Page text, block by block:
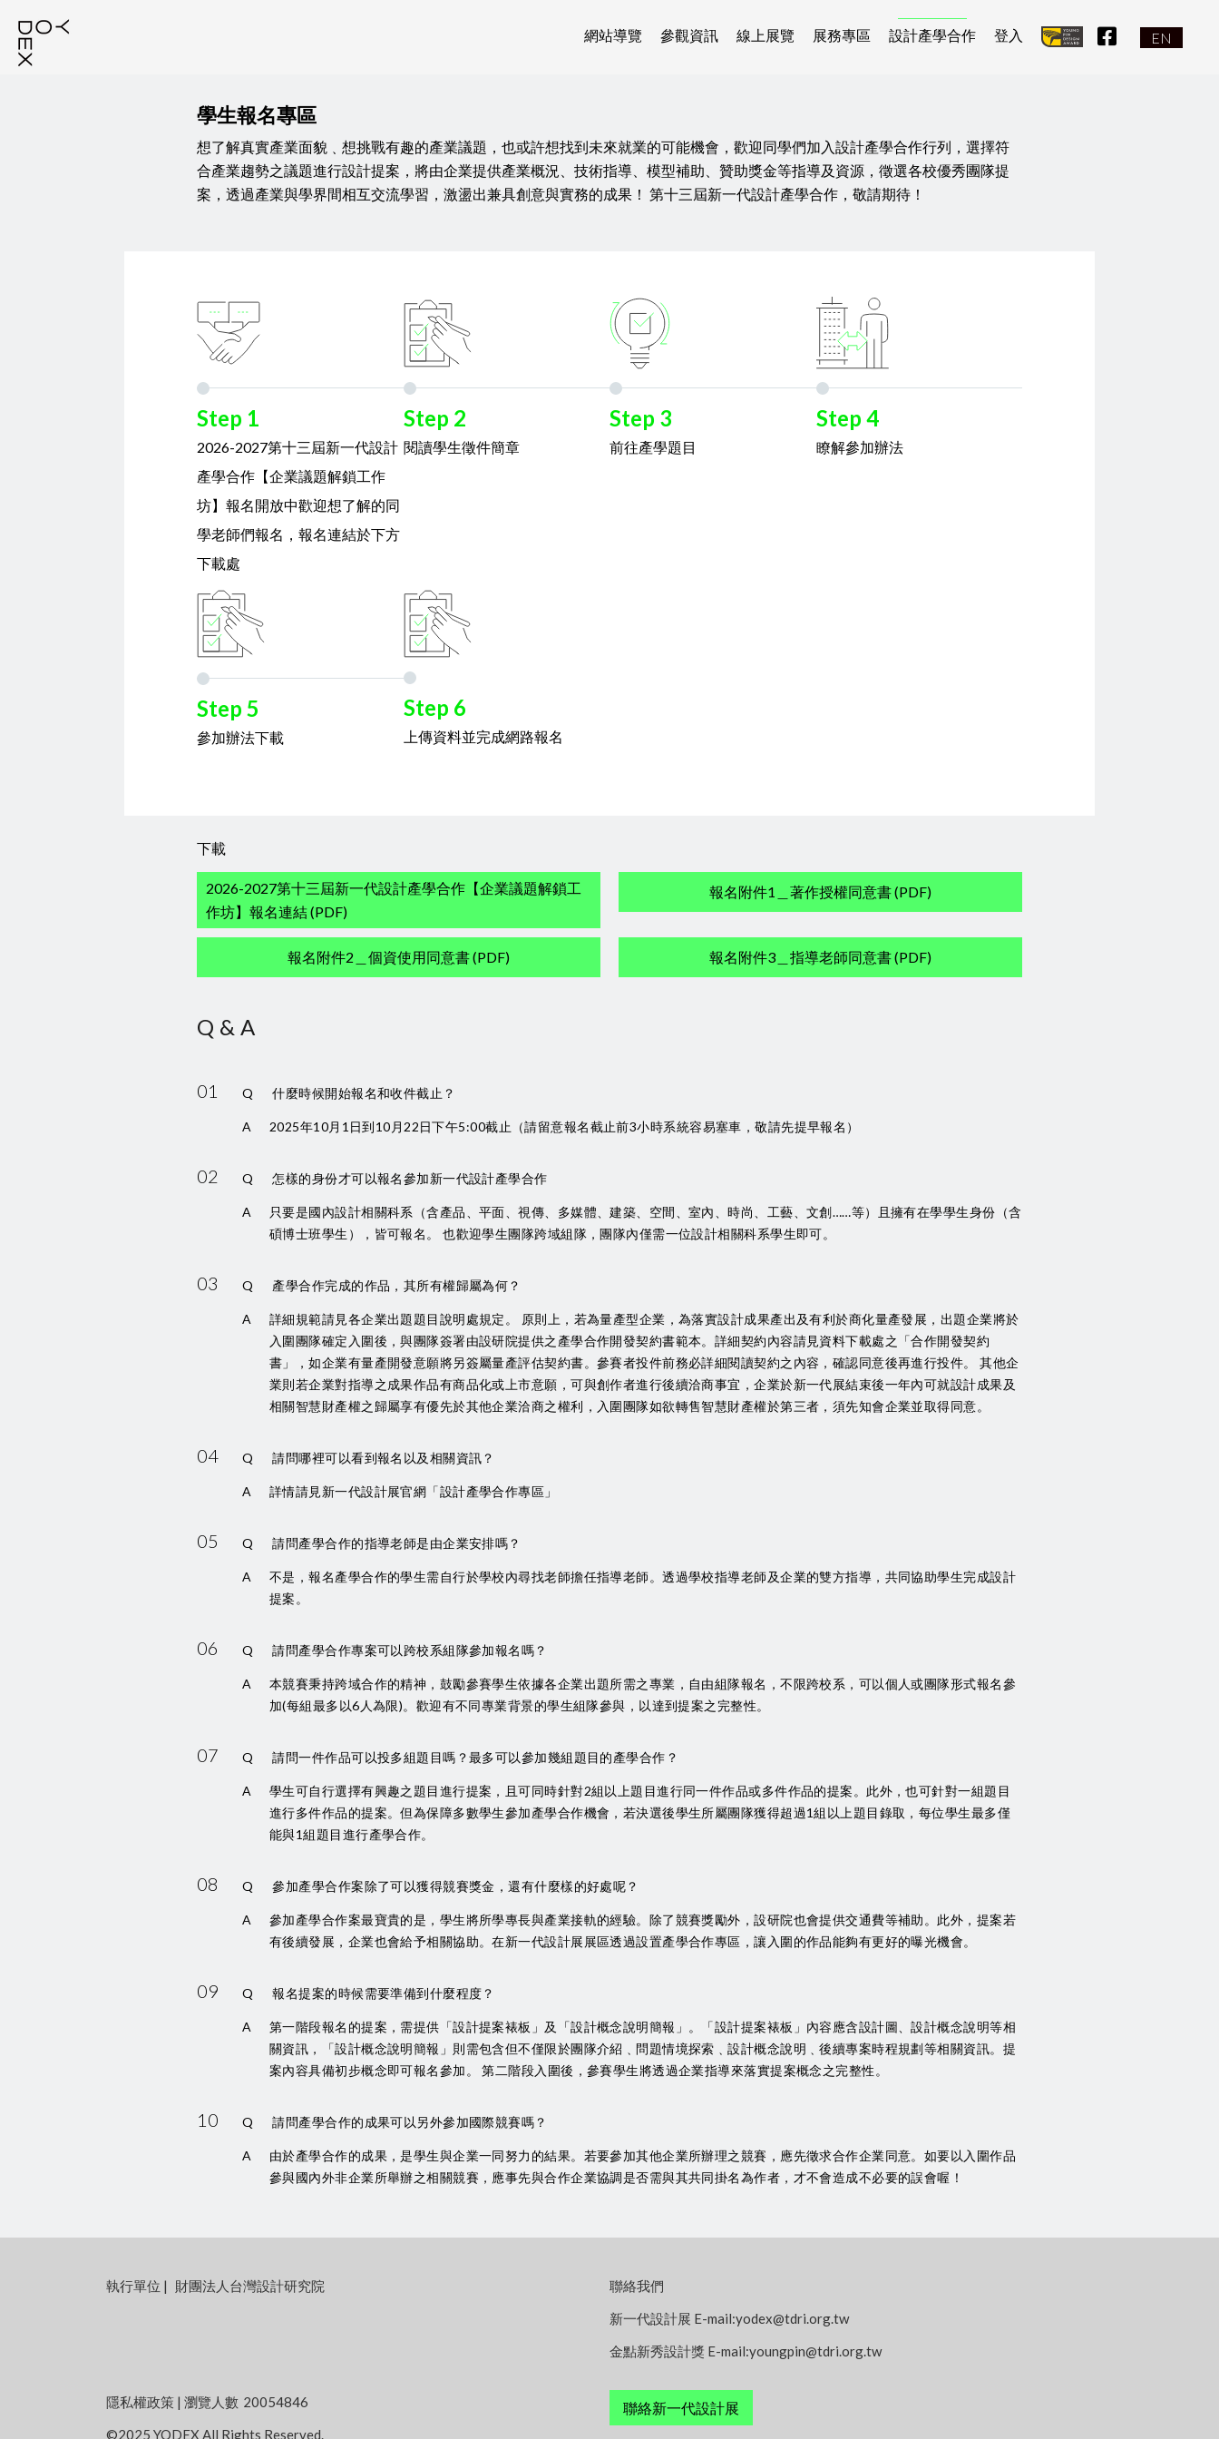
網站導覽 參觀資訊 線上展覽 展務專區 設計產學合作 登入 facebook icon
EN
學生報名專區
想了解真實產業面貌﹑想挑戰有趣的產業議題，也或許想找到未來就業的可能機會，歡迎同學們加入設計產學合作行列，選擇符
合產業趨勢之議題進行設計提案，將由企業提供產業概況、技術指導、模型補助、贊助獎金等指導及資源，徵選各校優秀團隊提
案，透過產業與學界間相互交流學習，激盪出兼具創意與實務的成果！ 第十三屆新一代設計產學合作，敬請期待！
Step 1
2026-2027第十三屆新一代設計
產學合作【企業議題解鎖工作
坊】報名開放中歡迎想了解的同
學老師們報名，報名連結於下方
下載處
Step 2
閱讀學生徵件簡章
Step 3
前往產學題目
Step 4
瞭解參加辦法
Step 5
參加辦法下載
Step 6
上傳資料並完成網路報名
下載
2026-2027第十三屆新一代設計產學合作【企業議題解鎖工
作坊】報名連結 (PDF)
報名附件1＿著作授權同意書 (PDF)
報名附件2＿個資使用同意書 (PDF) 報名附件3＿指導老師同意書 (PDF)
Q&A
01 Q 什麼時候開始報名和收件截止？
A 2025年10月1日到10月22日下午5:00截止（請留意報名截止前3小時系統容易塞車，敬請先提早報名）
02 Q 怎樣的身份才可以報名參加新一代設計產學合作
A
只要是國內設計相關科系（含產品、平面、視傳、多媒體、建築、空間、室內、時尚、工藝、文創……等）且擁有在學學生身份（含
碩博士班學生），皆可報名。 也歡迎學生團隊跨域組隊，團隊內僅需一位設計相關科系學生即可。
03 Q 產學合作完成的作品，其所有權歸屬為何？
A
詳細規範請見各企業出題題目說明處規定。 原則上，若為量產型企業，為落實設計成果產出及有利於商化量產發展，出題企業將於
入圍團隊確定入圍後，與團隊簽署由設研院提供之產學合作開發契約書範本。詳細契約內容請見資料下載處之「合作開發契約
書」，如企業有量產開發意願將另簽屬量產評估契約書。參賽者投件前務必詳細閱讀契約之內容，確認同意後再進行投件。 其他企
業則若企業對指導之成果作品有商品化或上市意願，可與創作者進行後續洽商事宜，企業於新一代展結束後一年內可就設計成果及
相關智慧財產權之歸屬享有優先於其他企業洽商之權利，入圍團隊如欲轉售智慧財產權於第三者，須先知會企業並取得同意。
04 Q 請問哪裡可以看到報名以及相關資訊？
A 詳情請見新一代設計展官網「設計產學合作專區」
05 Q 請問產學合作的指導老師是由企業安排嗎？
A
不是，報名產學合作的學生需自行於學校內尋找老師擔任指導老師。透過學校指導老師及企業的雙方指導，共同協助學生完成設計
提案。
06 Q 請問產學合作專案可以跨校系組隊參加報名嗎？
A
本競賽秉持跨域合作的精神，鼓勵參賽學生依據各企業出題所需之專業，自由組隊報名，不限跨校系，可以個人或團隊形式報名參
加(每組最多以6人為限)。歡迎有不同專業背景的學生組隊參與，以達到提案之完整性。
07 Q 請問一件作品可以投多組題目嗎？最多可以參加幾組題目的產學合作？
A
學生可自行選擇有興趣之題目進行提案，且可同時針對2組以上題目進行同一件作品或多件作品的提案。此外，也可針對一組題目
進行多件作品的提案。但為保障多數學生參加產學合作機會，若決選後學生所屬團隊獲得超過1組以上題目錄取，每位學生最多僅
能與1組題目進行產學合作。
08 Q 參加產學合作案除了可以獲得競賽獎金，還有什麼樣的好處呢？
A
參加產學合作案最寶貴的是，學生將所學專長與產業接軌的經驗。除了競賽獎勵外，設研院也會提供交通費等補助。此外，提案若
有後續發展，企業也會給予相關協助。在新一代設計展展區透過設置產學合作專區，讓入圍的作品能夠有更好的曝光機會。
09 Q 報名提案的時候需要準備到什麼程度？
A
第一階段報名的提案，需提供「設計提案裱板」及「設計概念說明簡報」。「設計提案裱板」內容應含設計圖、設計概念說明等相
關資訊，「設計概念說明簡報」則需包含但不僅限於團隊介紹﹑問題情境探索﹑設計概念說明﹑後續專案時程規劃等相關資訊。提
案內容具備初步概念即可報名參加。 第二階段入圍後，參賽學生將透過企業指導來落實提案概念之完整性。
10 Q 請問產學合作的成果可以另外參加國際競賽嗎？
A
由於產學合作的成果，是學生與企業一同努力的結果。若要參加其他企業所辦理之競賽，應先徵求合作企業同意。如要以入圍作品
參與國內外非企業所舉辦之相關競賽，應事先與合作企業協調是否需與其共同掛名為作者，才不會造成不必要的誤會喔！
:::
執行單位 | 財團法人台灣設計研究院
聯絡我們
新一代設計展 E-mail:yodex@tdri.org.tw
金點新秀設計獎 E-mail:youngpin@tdri.org.tw
隱私權政策 | 瀏覽人數 20054846
©2025 YODEX All Rights Reserved.
聯絡新一代設計展